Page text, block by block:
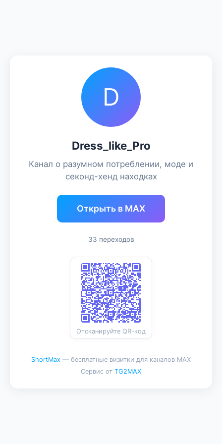
D
Dress_like_Pro
Канал о разумном потреблении, моде и
секонд-хенд находках
Открыть в MAX
33 переходов
Отсканируйте QR-код
ShortMax — бесплатные визитки для каналов MAX
Сервис от TG2MAX